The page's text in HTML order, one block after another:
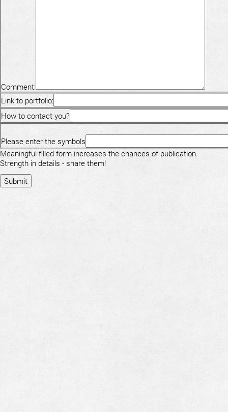
Comment:
Link to portfolio:
How to contact you?
Please enter the symbols
Meaningful filled form increases the chances of publication.
Strength in details - share them!